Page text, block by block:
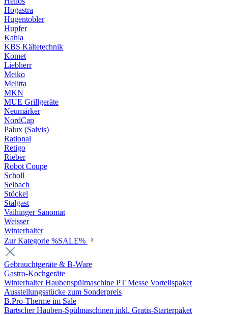
Hogastra
Hugentobler
Hupfer
Kahla
KBS Kältetechnik
Komet
Liebherr
Meiko
Melitta
MKN
MUE Grillgeräte
Neumärker
NordCap
Palux (Salvis)
Rational
Retigo
Rieber
Robot Coupe
Scholl
Selbach
Stöckel
Stalgast
Vaihinger Sanomat
Weisser
Winterhalter
Zur Kategorie %SALE%
Gebrauchtgeräte & B-Ware
Gastro-Kochgeräte
Winterhalter Haubenspülmaschine PT Messe Vorteilspaket
Ausstellungsstücke zum Sonderpreis
B.Pro-Therme im Sale
Bartscher Hauben-Spülmaschinen inkl. Gratis-Starterpaket